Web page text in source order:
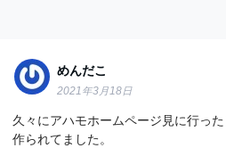
めんだこ
2021年3月18日
久々にアハモホームページ見に行っ
作られてました。